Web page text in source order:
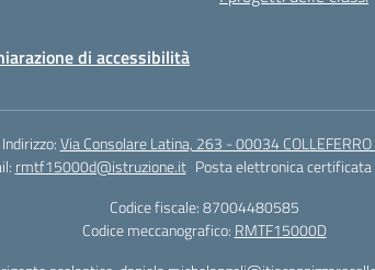
di accessibilità
Indirizzo:Via Consolare Latina, 263 - 00034
rmtf15000d@istruzione.it Posta elettronica certificata
Codice fiscale: 87004480585
Codice meccanografico: RMTF15000D